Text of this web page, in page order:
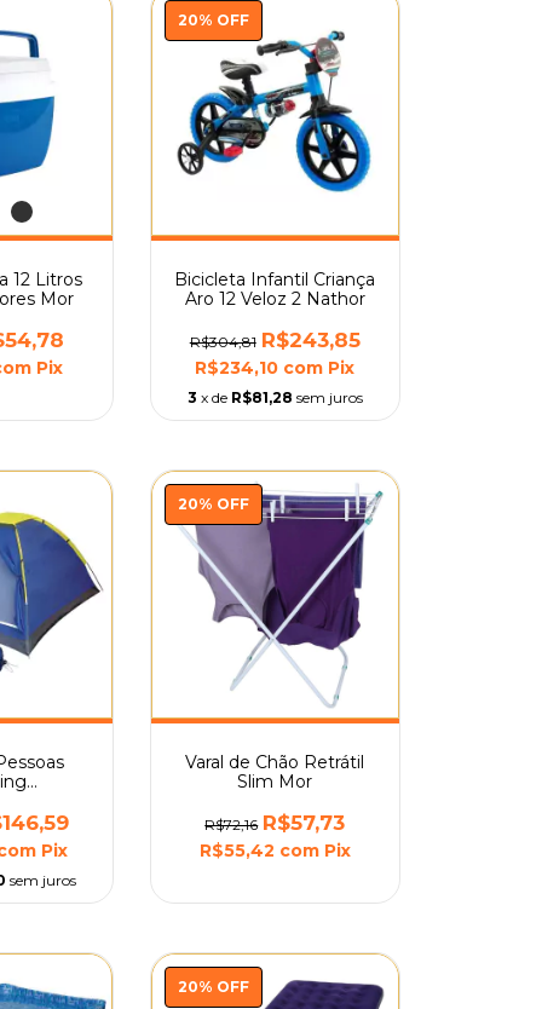
12 Litros
Mor
Pix
20% OFF
Bicicleta Infantil Criança
Aro 12 Veloz 2 Nathor
R$304,81 R$243,85
R$234,10 com Pix
3 x de R$81,28 sem juros
Pix
sem juros
20% OFF
Varal de Chão Retrátil
Slim Mor
R$72,16 R$57,73
R$55,42 com Pix
20% OFF